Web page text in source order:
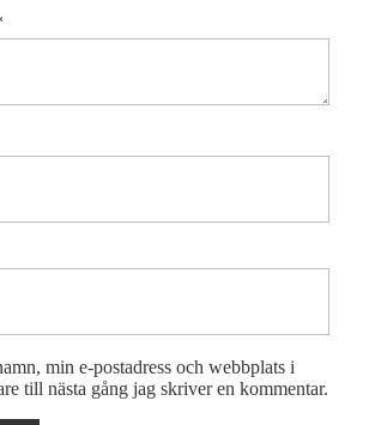
min e-postadress och webbplats i
till nästa gång jag skriver en kommentar.